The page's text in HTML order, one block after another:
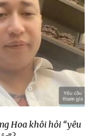
Hoa khôi hỏi “yêu